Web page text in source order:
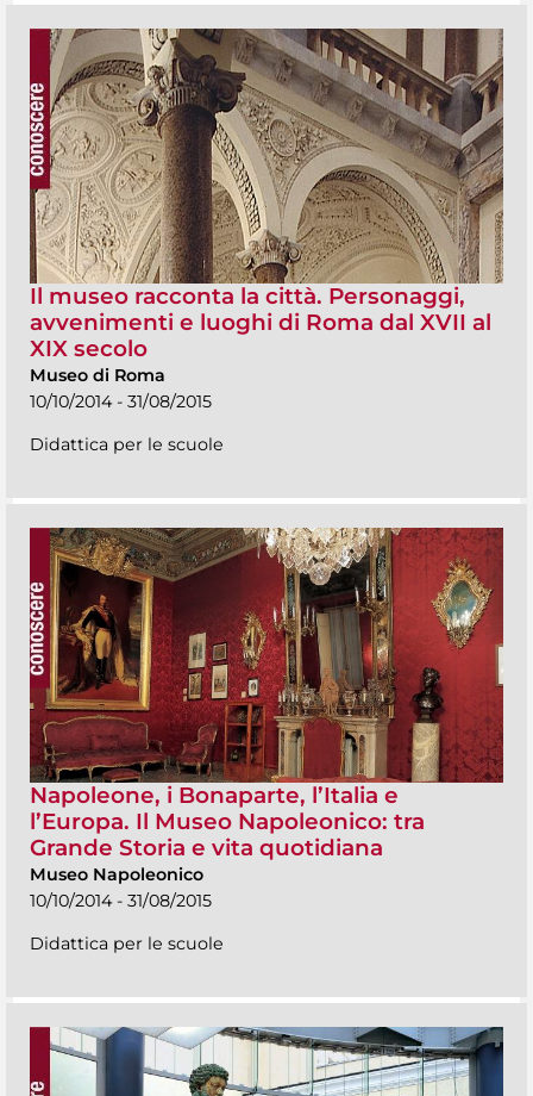
Il museo racconta la città. Personaggi,
avvenimenti e luoghi di Roma dal XVII al
XIX secolo
Museo di Roma
10/10/2014 - 31/08/2015
Didattica per le scuole
Napoleone, i Bonaparte, l’Italia e
l’Europa. Il Museo Napoleonico: tra
Grande Storia e vita quotidiana
Museo Napoleonico
10/10/2014 - 31/08/2015
Didattica per le scuole